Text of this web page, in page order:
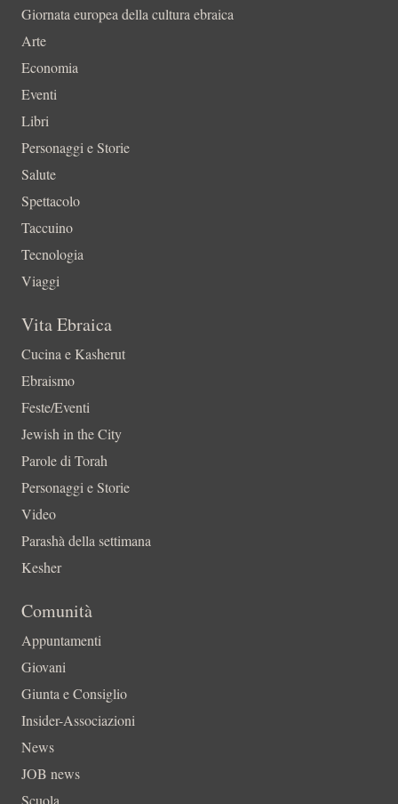
Giornata europea della cultura ebraica
Arte
Economia
Eventi
Libri
Personaggi e Storie
Salute
Spettacolo
Taccuino
Tecnologia
Viaggi
Vita Ebraica
Cucina e Kasherut
Ebraismo
Feste/Eventi
Jewish in the City
Parole di Torah
Personaggi e Storie
Video
Parashà della settimana
Kesher
Comunità
Appuntamenti
Giovani
Giunta e Consiglio
Insider-Associazioni
News
JOB news
Scuola